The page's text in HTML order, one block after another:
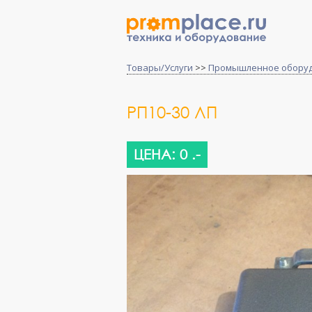
Товары/Услуги >> Промышленное
РП10-30 ЛП
ЦЕНА: 0 .-